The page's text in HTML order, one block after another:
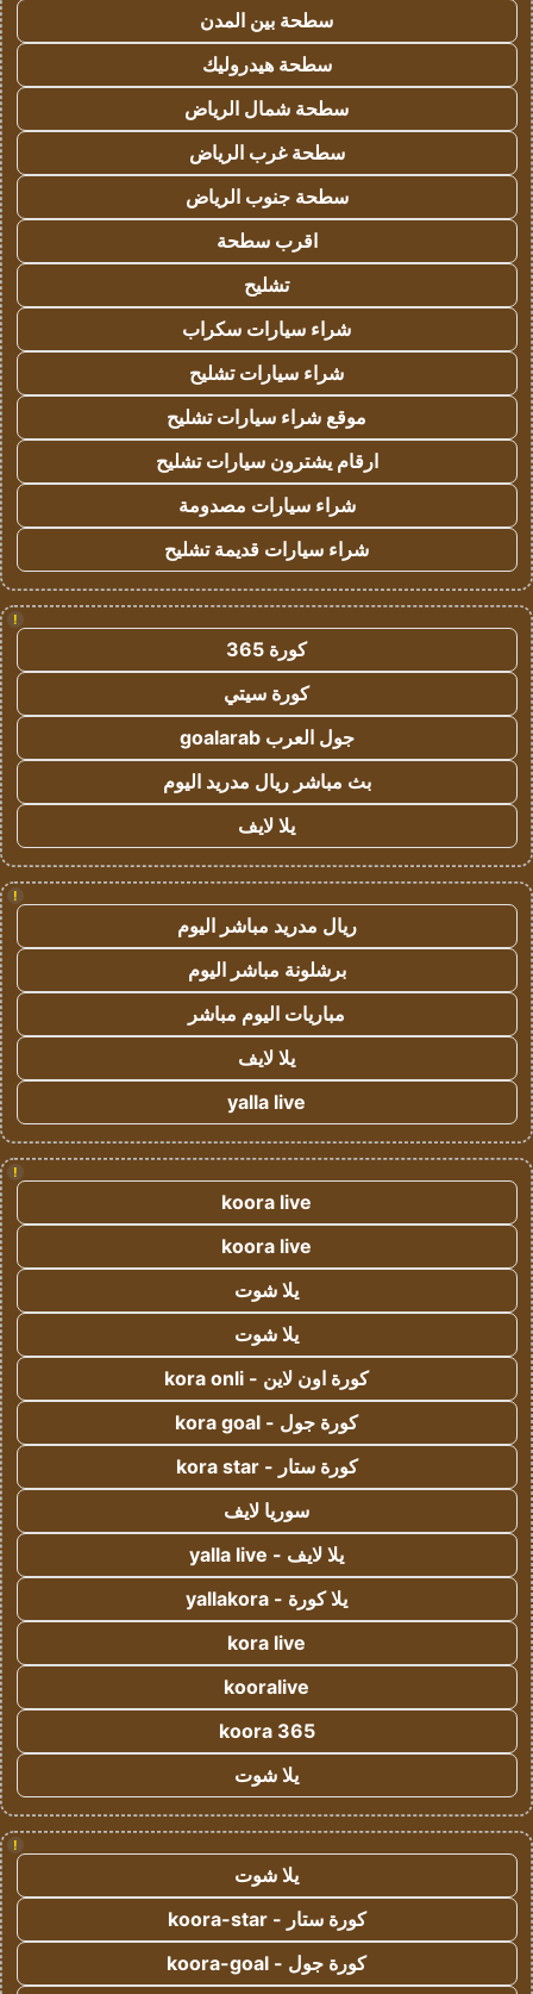
سطحة بين المدن
سطحة هيدروليك
سطحة شمال الرياض
سطحة غرب الرياض
سطحة جنوب الرياض
اقرب سطحة
تشليح
شراء سيارات سكراب
شراء سيارات تشليح
موقع شراء سيارات تشليح
ارقام يشترون سيارات تشليح
شراء سيارات مصدومة
شراء سيارات قديمة تشليح
!
كورة 365
كورة سيتي
جول العرب goalarab
بث مباشر ريال مدريد اليوم
يلا لايف
!
ريال مدريد مباشر اليوم
برشلونة مباشر اليوم
مباريات اليوم مباشر
يلا لايف
yalla live
!
koora live
koora live
يلا شوت
يلا شوت
كورة اون لاين - kora onli
كورة جول - kora goal
كورة ستار - kora star
سوريا لايف
يلا لايف - yalla live
يلا كورة - yallakora
kora live
kooralive
koora 365
يلا شوت
!
يلا شوت
كورة ستار - koora-star
كورة جول - koora-goal